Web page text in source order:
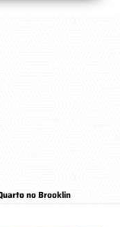
no Brooklin